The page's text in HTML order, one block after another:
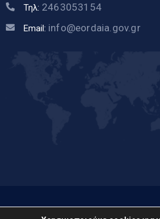
Τηλ: 2463053154
Email: info@eordaia.gov.gr